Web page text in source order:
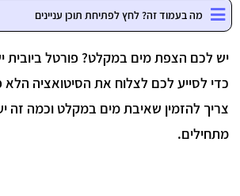
מה בעמוד זה? לחץ לפתיחת תוכן עניינים
יש לכם הצפת מים במקלט? פורטל ביובית
כדי לסייע לכם לצלוח את הסיטואציה
צריך להזמין שאיבת מים במקלט וכמה זה
מתחילים.